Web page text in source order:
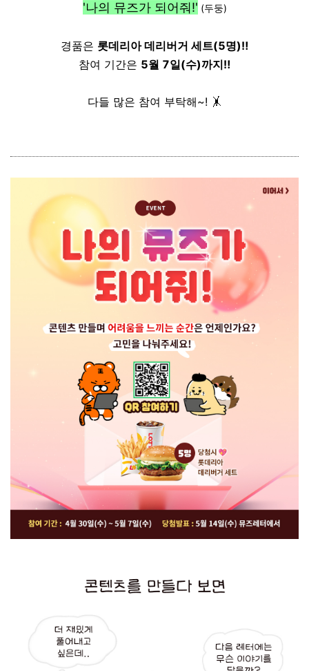
'나의 뮤즈가 되어줘!' (두둥)
경품은 롯데리아 데리버거 세트(5명)‼️
참여 기간은 5월 7일(수)까지‼️
다들 많은 참여 부탁해~! 🤸